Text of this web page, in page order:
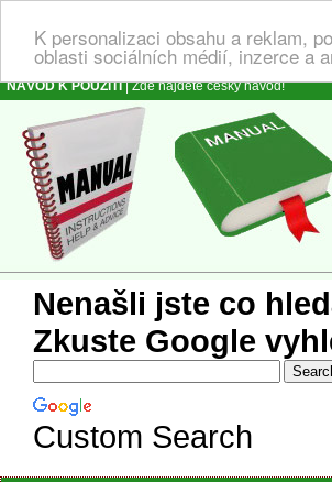
K personalizaci obsahu a reklam,
oblasti sociálních médií, inzerce a
NÁVOD K POUŽITÍ| Zde najdete český návod!
Nenašli jste co
Zkuste Google
Custom Search